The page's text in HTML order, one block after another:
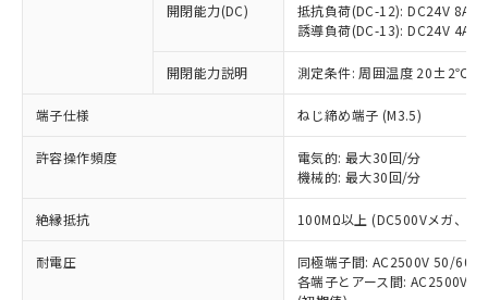
開閉能力(DC)
抵抗負荷(DC-12): DC24V 8A/
誘導負荷(DC-13): DC24V 4A/
開閉能力説明 測定条件: 周囲温度 20±2℃、
端子仕様 ねじ締め端子 (M3.5)
許容操作頻度
電気的: 最大30回/分
機械的: 最大30回/分
絶縁抵抗 100MΩ以上 (DC500Vメガ、点
耐電圧
同極端子間: AC2500V 50/
各端子とアース間: AC2500V
本サービスは、当社制御機器事業取扱
商品の当社在庫状況および標準価格
(税抜)を提供させていただくもので
当社制御機器事業取扱商品の中には、
ことをご了承ください。
在庫状況および標準価格照会結果は、
記載している更新日時点での社内デー
タに基づき作成されるものであり、閲
覧された時点での実際の在庫および標
準価格とは異なる場合があることをご
調査・確認中：EU RoHS指令（10物質）の
非含有の対応状況を調査中または確認中の
非該当品：ライセンス料など無形物で、有
害物質有無と関係のない商品です。
仕入先様の事情により、非含有部品として
いたものが、含有品と判明した場合などや
むを得ず変更することがあります。
*EU RoHS指令（10物質）：
鉛(Pb) 1000ppm以下、 水銀(Hg) 1000ppm以下、 カド
六価クロム(Cr(Ⅵ)) 1000ppm以下、ポリ臭化ビフェニル
類(PBB) 1000ppm以下、ポリ臭化ジフェニルエーテル類
「○」：最大均質材料含有率が中国RoHSの
基準値以下であることを示します。
「×」：最大均質材料含有率が中国RoHSの
基準値を超えていることを示します。
「－」：未確認です。当社販売部門へお問
*中国RoHS10物質の基準値 (GB/T26572)：
Pb(鉛) :1000ppm、 Hg(水銀) : 1000ppm、 Cd(カドミウ
Cr(Ⅵ)(六価クロム) : 1000ppm、 PBBs(ポリ臭化ビフェ
当社は、これら貴社製品のうち、外国
為替および外国貿易法に定める商品
または国外への提供する場合は、日本
国政府の輸出許可(または役務取引許
可)を取得するなどの必要な手続きを